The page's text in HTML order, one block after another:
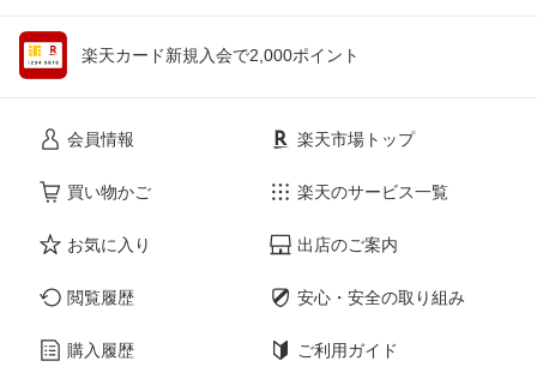
楽天カード新規入会で2,000ポイント
会員情報
買い物かご
お気に入り
閲覧履歴
購入履歴
楽天市場トップ
楽天のサービス一覧
出店のご案内
安心・安全の取り組み
ご利用ガイド